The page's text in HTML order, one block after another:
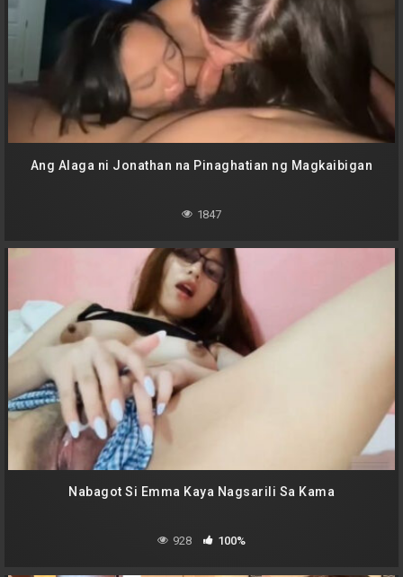
Ang Alaga ni Jonathan na Pinaghatian ng Magkaibigan
1847
Nabagot Si Emma Kaya Nagsarili Sa Kama
928 100%